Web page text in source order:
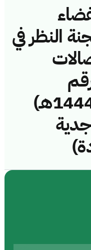
النظر في
(44114829/ق/1444هـ)